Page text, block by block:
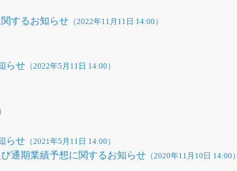
するお知らせ （2022年11月11日 14:00）
らせ （2022年5月11日 14:00）
らせ （2021年5月11日 14:00）
通期業績予想に関するお知らせ （2020年11月10日 14:00）